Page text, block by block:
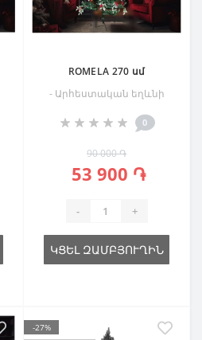
ROMELA 270 սմ
- Արհեստական եղևնի
0
90 000 ֏
53 900 ֏
- +
ԿՑԵԼ ԶԱՄԲՅՈՒՂԻՆ
-27%